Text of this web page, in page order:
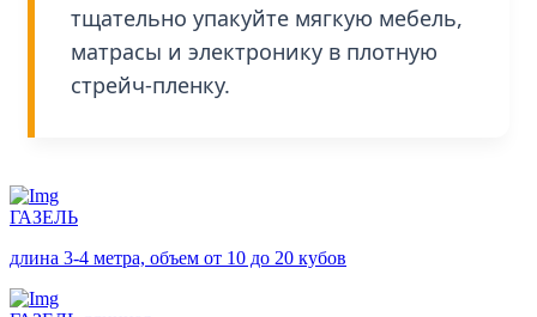
тщательно упакуйте мягкую мебель,
матрасы и электронику в плотную
стрейч-пленку.
ГАЗЕЛЬ
длина 3-4 метра, объем от 10 до 20 кубов